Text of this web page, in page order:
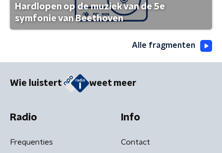
Hardlopen op de muziek van de 5e
symfonie van Beethoven
Alle fragmenten
Wie luistert weet meer
Radio
Frequenties
Info
Contact